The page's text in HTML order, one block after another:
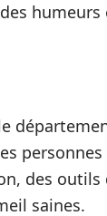
humeurs
des
saines.